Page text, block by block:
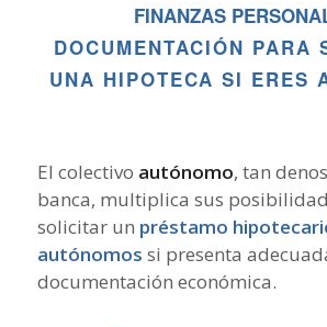
FINANZAS
DOCUMENTACIÓN PARA
UNA HIPOTECA SI ERES
El colectivo autónomo, tan
banca, multiplica sus
solicitar un préstamo
autónomos si presenta
documentación económica.